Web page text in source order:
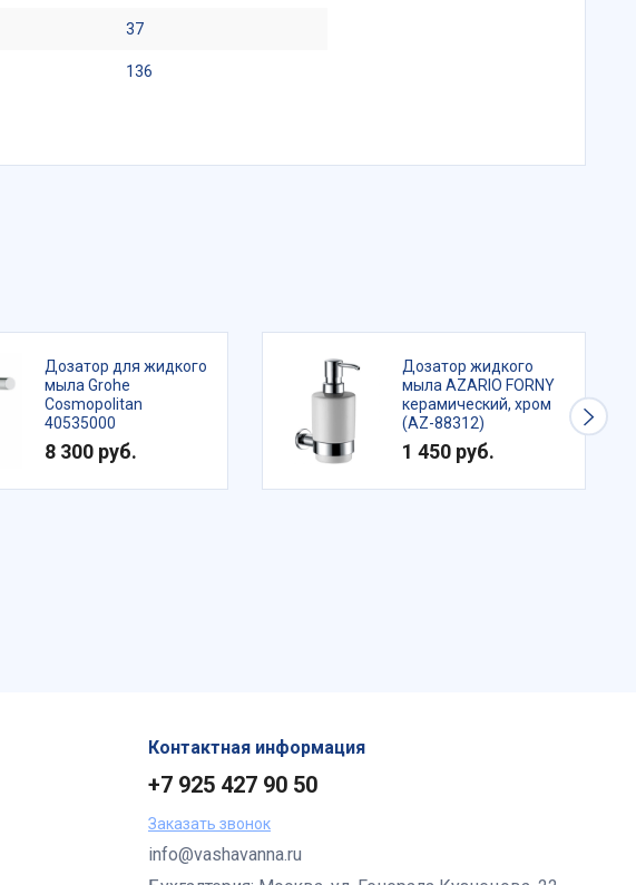
37
136
Дозатор для жидкого
мыла Grohe
Cosmopolitan
40535000
8 300 руб.
Дозатор жидкого
мыла AZARIO FORNY
керамический, хром
(AZ-88312)
1 450 руб.
Контактная информация
+7 925 427 90 50
Заказать звонок
info@vashavanna.ru